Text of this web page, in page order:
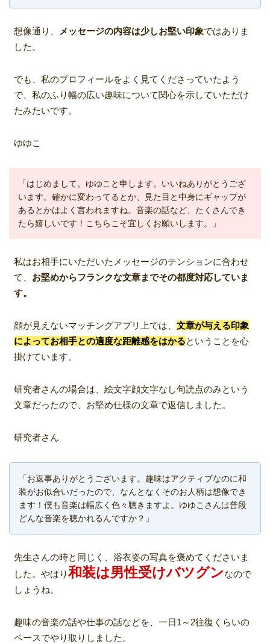
想像通り、 メッセージの内容は少しお堅い印象ではありま
した。
でも、私のプロフィールをよく見てくださっていたよう
で、私のふり幅の広い趣味について関心を示していただけ
たみたいです。
ゆゆこ
「はじめまして。ゆゆこと申します。いいねありがとうござ
います。確かに変わってるとか、見た目と中身にギャップが
あるとかはよく言われますね。音楽の話など、たくさんでき
たら嬉しいです！こちらこそ宜しくお願いします。」
私はお相手にいただいたメッセージのテンションに合わせ
て、 お堅めからフランクな文章までその都度対応していま
す。
顔が見えないマッチングアプリ上では、 文章が与える印象
によってお相手との適度な距離感をはかるということを心
掛けています。
研究者さんの場合は、絵文字顔文字なし句読点のみという
文章だったので、お堅め仕様の文章で返信しました。
研究者さん
「お返事ありがとうございます。趣味はアクティブなのに和
装がお似合いだったので、なんとなくそのお人柄は想像でき
ます！僕も音楽は幅広く色々聴きますよ。ゆゆこさんは普段
どんな音楽を聴かれるんですか？」
先生さんの時と同じく、浴衣姿の写真を褒めてくださいま
した。やはり和装は男性受けバツグンなので
しょうね。
趣味の音楽の話や仕事の話などを、一日1～2往復くらいの
ペースでやり取りしました。